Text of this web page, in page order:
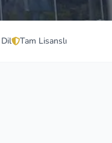
Tam Lisanslı